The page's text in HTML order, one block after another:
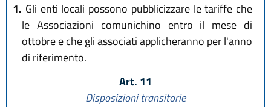
1. Gli enti locali possono pubblicizzare le tariffe che
le Associazioni comunichino entro il mese di
ottobre e che gli associati applicheranno per l'anno
di riferimento.
Art. 11
Disposizioni transitorie